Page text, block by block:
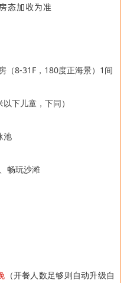
态加收为准
（8-31F，180度正海景）1间
下儿童，下同）
池
畅玩沙滩
（开餐人数足够则自动升级自